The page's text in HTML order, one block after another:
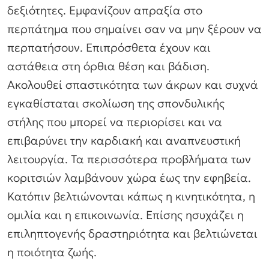
δεξιότητες. Εμφανίζουν απραξία στο
περπάτημα που σημαίνει σαν να μην ξέρουν να
περπατήσουν. Επιπρόσθετα έχουν και
αστάθεια στη όρθια θέση και βάδιση.
Ακολουθεί σπαστικότητα των άκρων και συχνά
εγκαθίσταται σκολίωση της σπονδυλικής
στήλης που μπορεί να περιορίσει και να
επιβαρύνει την καρδιακή και αναπνευστική
λειτουργία. Τα περισσότερα προβλήματα των
κοριτσιών λαμβάνουν χώρα έως την εφηβεία.
Κατόπιν βελτιώνονται κάπως η κινητικότητα, η
ομιλία και η επικοινωνία. Επίσης ησυχάζει η
επιληπτογενής δραστηριότητα και βελτιώνεται
η ποιότητα ζωής.